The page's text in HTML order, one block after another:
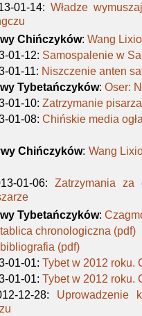
01-14: Władze
Chińczyków:Wang
01-12: Samospalenie w
01-11: Niszczenie anten
Tybetańczyków:Oser:
01-10:Zatrzymanie
01-08:Chińskie media
Chińczyków: Wang
01-06:Zatrzymania za
Tybetańczyków:
chronologiczna (pdf)
(pdf)
01-01:Tybet w 2012 roku.
01-01:Tybet w 2012 roku.
12-28: Uprowadzenie